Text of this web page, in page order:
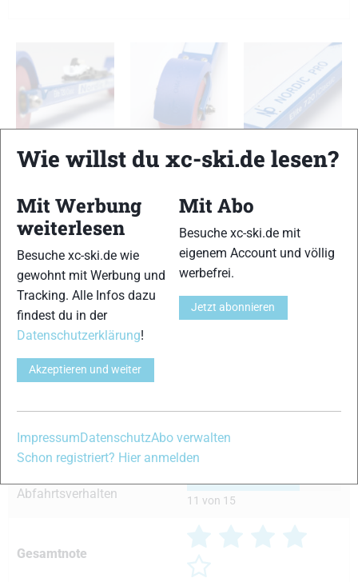
Nordic Pro Elite 720 Classic Nordic Pro Elite 720 Classic Nordic Pro Elite 720 Classic
TESTERGEBNIS
Skiähnlicher Abdruck 13 von 15
Haftung 14 von 15
Führung
12 von 15
Laufruhe/Dämpfung 12 von 15
Abfahrtsverhalten 11 von 15
Gesamtnote
Wie willst du xc-ski.de lesen?
Mit Werbung
weiterlesen
Besuche xc-ski.de wie
gewohnt mit Werbung und
Tracking. Alle Infos dazu
findest du in der
Datenschutzerklärung!
Akzeptieren und weiter
Mit Abo
Besuche xc-ski.de mit
eigenem Account und völlig
werbefrei.
Jetzt abonnieren
Impressum DatenschutzAbo verwalten
Schon registriert? Hier anmelden